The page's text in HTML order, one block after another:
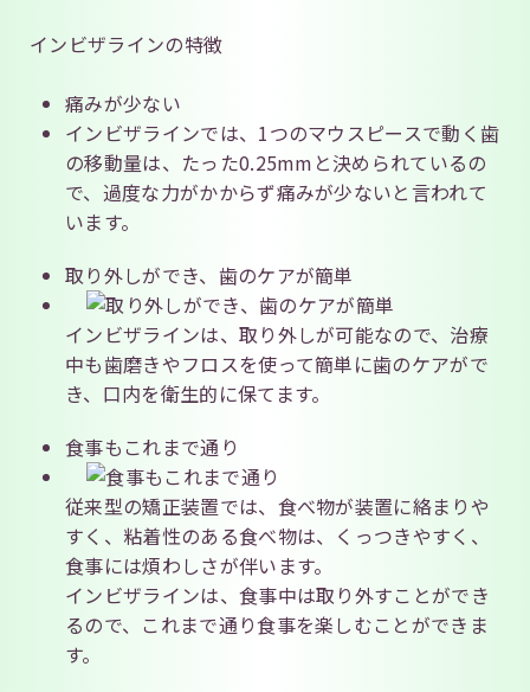
インビザラインの特徴
痛みが少ない
インビザラインでは、1つのマウスピースで動く歯
の移動量は、たった0.25mmと決められているの
で、過度な力がかからず痛みが少ないと言われて
います。
取り外しができ、歯のケアが簡単
インビザラインは、取り外しが可能なので、治療
中も歯磨きやフロスを使って簡単に歯のケアがで
き、口内を衛生的に保てます。
食事もこれまで通り
従来型の矯正装置では、食べ物が装置に絡まりや
すく、粘着性のある食べ物は、くっつきやすく、
食事には煩わしさが伴います。
インビザラインは、食事中は取り外すことができ
るので、これまで通り食事を楽しむことができま
す。